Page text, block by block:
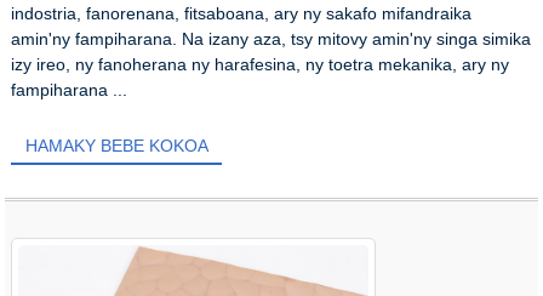
indostria, fanorenana, fitsaboana, ary ny sakafo mifandraika
amin'ny fampiharana. Na izany aza, tsy mitovy amin'ny singa simika
izy ireo, ny fanoherana ny harafesina, ny toetra mekanika, ary ny
fampiharana ...
HAMAKY BEBE KOKOA